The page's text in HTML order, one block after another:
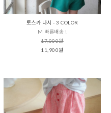
토스카 나시 - 3 COLOR
M 빠른배송 !
17,000원
11,900원